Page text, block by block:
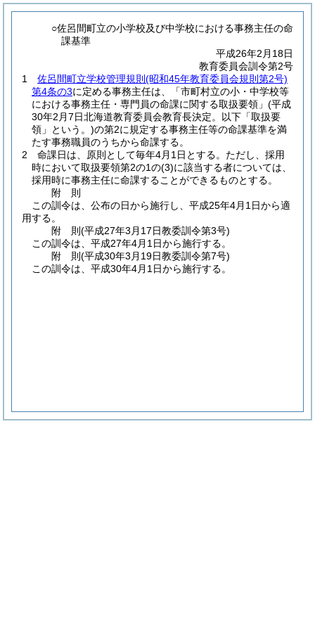
○佐呂間町立の小学校及び中学校における事務主任の命
課基準
平成26年2月18日
教育委員会訓令第2号
1 佐呂間町立学校管理規則 (昭和45年教育委員会規則第2号)
第4条の3に定める事務主任は、「市町村立の小・中学校等
における事務主任・専門員の命課に関する取扱要領」 (平成
30年2月7日北海道教育委員会教育長決定。以下「取扱要
領」という。)の第2に規定する事務主任等の命課基準を満
たす事務職員のうちから命課する。
2 命課日は、原則として毎年4月1日とする。ただし、採用
時において取扱要領第2の1の(3)に該当する者については、
採用時に事務主任に命課することができるものとする。
附 則
この訓令は、公布の日から施行し、平成25年4月1日から適
用する。
附 則(平成27年3月17日教委訓令第3号)
この訓令は、平成27年4月1日から施行する。
附 則(平成30年3月19日教委訓令第7号)
この訓令は、平成30年4月1日から施行する。